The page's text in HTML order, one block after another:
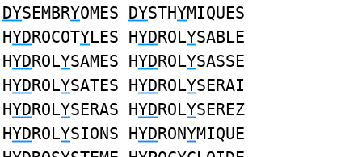
DYSEMBRYOMES DYSTHYMIQUES
HYDROCOTYLES HYDROLYSABLE
HYDROLYSAMES HYDROLYSASSE
HYDROLYSATES HYDROLYSERAI
HYDROLYSERAS HYDROLYSEREZ
HYDROLYSIONS HYDRONYMIQUE